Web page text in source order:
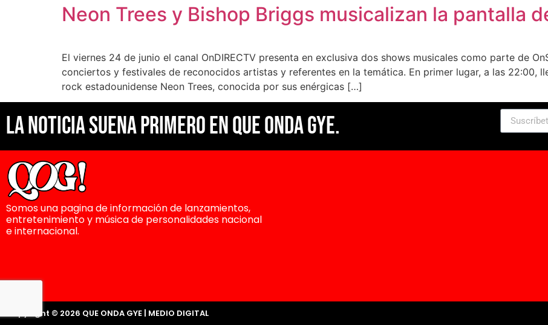
Neon Trees y Bishop Briggs musicalizan la pantalla
El viernes 24 de junio el canal OnDIRECTV presenta en exclusiva dos shows musicales como parte de
conciertos y festivales de reconocidos artistas y referentes en la temática. En primer lugar, a las 22:00,
rock estadounidense Neon Trees, conocida por sus enérgicas […]
La noticia suena primero en Que Onda Gye.
Somos una pagina de información de lanzamientos,
entretenimiento y música de personalidades nacional
e internacional.
Copyright © 2026 QUE ONDA GYE | MEDIO DIGITAL